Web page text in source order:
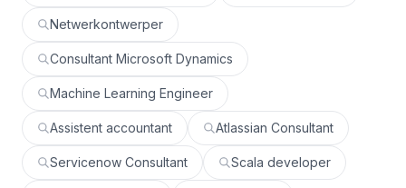
Netwerkontwerper
Consultant Microsoft Dynamics
Machine Learning Engineer
Assistent accountant Atlassian Consultant
Servicenow Consultant Scala developer